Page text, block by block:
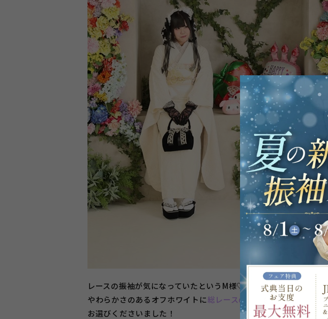
レースの振袖が気になっていたというM様♡
やわらかさのあるオフホワイトに総レースの振袖
を
お選びくださいました！